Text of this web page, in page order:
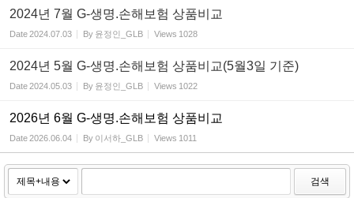
2024년 7월 G-생명.손해보험 상품비교
Date2024.07.03 By 윤정인_GLB Views 1028
2024년 5월 G-생명.손해보험 상품비교(5월3일 기준)
Date2024.05.03 By 윤정인_GLB Views 1022
2026년 6월 G-생명.손해보험 상품비교
Date2026.06.04 By 이서하_GLB Views 1011
검색